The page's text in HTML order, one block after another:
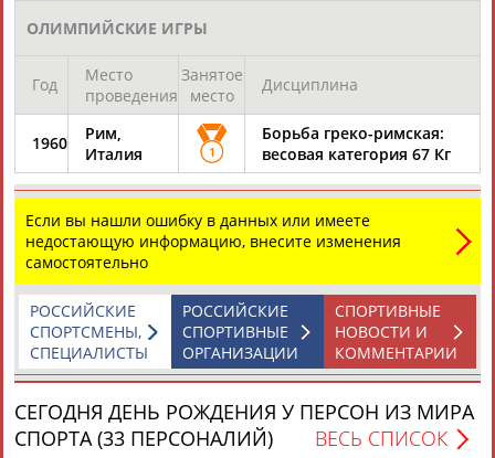
Каримжан
АБДРАХМАНОВ
АБДРАХМАНОВА
Андрей
АБДУВАЛИЕВ
АБДУЛАЕВ
Рамазан
АБДУЛАЕВ
Тагир
АБДУЛАЕВ
Камиль
Загалав
Камалудин
АБДУЛДАУДОВ
Абдула
АБДУЛЖАЛИЛОВ
Магомед
АБДУЛКАГИРОВ
Назир
АБДУЛЛАЕВ
ОЛИМПИЙСКИЕ ИГРЫ
Год
Место
проведения
Занятое
место
Дисциплина
1960
Рим,
Италия
1
Борьба греко-римская:
весовая категория 67 Кг
Если вы нашли ошибку в данных или имеете
недостающую информацию, внесите изменения
самостоятельно
СПОРТИВНЫЕ
НОВОСТИ И
КОММЕНТАРИИ
РОССИЙСКИЕ
СПОРТИВНЫЕ
ОРГАНИЗАЦИИ
РОССИЙСКИЕ
СПОРТСМЕНЫ,
СПЕЦИАЛИСТЫ
СЕГОДНЯ ДЕНЬ РОЖДЕНИЯ У ПЕРСОН ИЗ МИРА
СПОРТА (33 ПЕРСОНАЛИЙ)
ВЕСЬ СПИСОК